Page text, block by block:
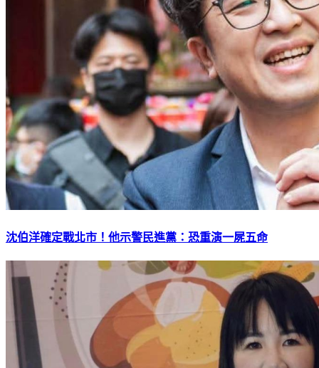
沈伯洋確定戰北市！他示警民進黨：恐重演一屍五命